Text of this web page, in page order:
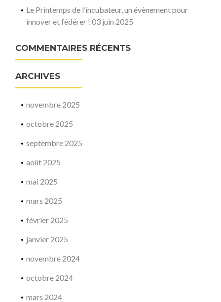
Le Printemps de l’incubateur, un évènement pour
innover et fédérer ! 03 juin 2025
COMMENTAIRES RÉCENTS
ARCHIVES
novembre 2025
octobre 2025
septembre 2025
août 2025
mai 2025
mars 2025
février 2025
janvier 2025
novembre 2024
octobre 2024
mars 2024